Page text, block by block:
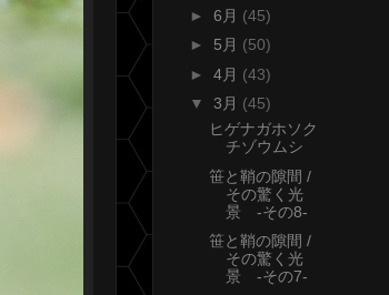
► 6月 (45)
► 5月 (50)
► 4月 (43)
▼ 3月 (45)
ヒゲナガホソク
チゾウムシ
笹と鞘の隙間 /
その驚く光
景 -その8-
笹と鞘の隙間 /
その驚く光
景 -その7-